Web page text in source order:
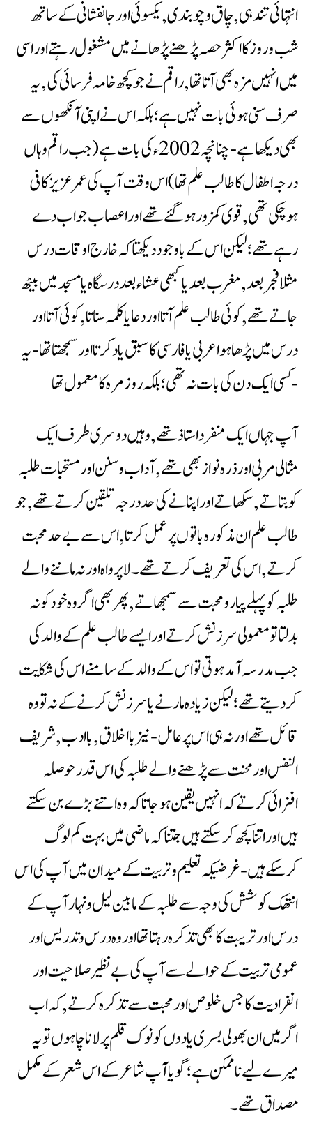
انتہائی تندہی ,چاق وچوبندی ,یکسوئی اورجانفشانی کے ساتھ
شب وروز کااکثر حصہ پڑھنے پڑھانے میں مشغول رہتے اور اسی
میں انہیں مزہ بھی آتاتھا , راقم نے جوکچھ خامہ فرسائی کی ,یہ
صرف سنی ہوئی بات نہیں ہے؛بلکہ اس نے اپنی آنکھوں سے
بھی دیکھاہے -چنانچہ 2002 ء کی بات ہے(جب راقم وہاں
درجہ اطفال کا طالب علم تھا)اس وقت آپ کی عمر عزیز کافی
ہوچکی تھی ,قوی کمزور ہوگئے تھے اور اعصاب جواب دے
رہے تھے؛لیکن اس کے باوجود دیکھتا کہ خارج اوقات درس
مثلا فجر بعد ,مغرب بعد یاکبھی عشاء بعد درسگاہ یا مسجد میں بیٹھ
جاتے تھے ,کوئی طالب علم آتا اوردعایاکلمہ سناتا ,کوئی آتااور
درس میں پڑھاہوا عربی یا فارسی کا سبق یادکرتا اور سمجھتا تھا -یہ
کسی ایک دن کی بات نہ تھی؛بلکہ روزمرہ کامعمول تھا-
آپ جہاں ایک منفرد استاذ تھے ,وہیں دوسری طرف ایک
مثالی مربی اور ذرہ نواز بھی تھے ,آداب وسنن اورمستحبات طلبہ
کو بتاتے , سکھاتے اوراپنانے کی حددرجہ تلقین کرتے تھے ,جو
طالب علم ان مذکورہ باتوں پر عمل کرتا ,اس سے بے حد محبت
کرتے ,اس کی تعریف کرتے تھے۔لاپرواہ اور نہ ماننے والے
طلبہ کو پہلے پیار ومحبت سےسمجھاتے ,پھر بھی اگر وہ خود کو نہ
بدلتاتو معمولی سرزنش کرتے اورایسے طالب علم کے والد کی
جب مدرسہ آمد ہوتی تو اس کے والد کے سامنے اس کی شکایت
کردیتے تھے؛لیکن زیادہ مارنے یاسرزنش کرنے کے نہ تو وہ
قائل تھے اور نہ ہی اس پر عامل -نیز بااخلاق ,باادب , شریف
النفس اور محنت سے پڑھنے والے طلبہ کی اس قدر حوصلہ
افزائی کر تے کہ انہیں یقین ہوجاتا کہ وہ اتنے بڑے بن سکتے
ہیں اور اتنا کچھ کرسکتے ہیں جتناکہ ماضی میں بہت کم لوگ
کرسکے ہیں -غرضیکہ تعلیم وتربیت کے میدان میں آپ کی اس
انتھک کوشش کی وجہ سے طلبہ کے مابین لیل ونہار آپ کے
درس اور تریبت کا بھی تذکرہ رہتا تھااور وہ درس وتدریس اور
عمومی تربیت کے حوالے سے آپ کی بے نظیر صلاحیت اور
انفرادیت کا جس خلوص اور محبت سے تذکرہ کرتے ,کہ اب
اگرمیں ان بھولی بسری یادوں کو نوک قلم پر لانا چاہوں تو یہ
میرے لیے ناممکن ہے؛گویاآپ شاعر کے اس شعر کے مکمل
مصداق تھے۔